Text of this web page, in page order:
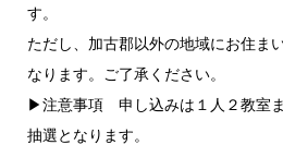
す。
ただし、加古郡以外の地域にお住ま
なります。ご了承ください。
▶注意事項 申し込みは１人２教室
抽選となります。